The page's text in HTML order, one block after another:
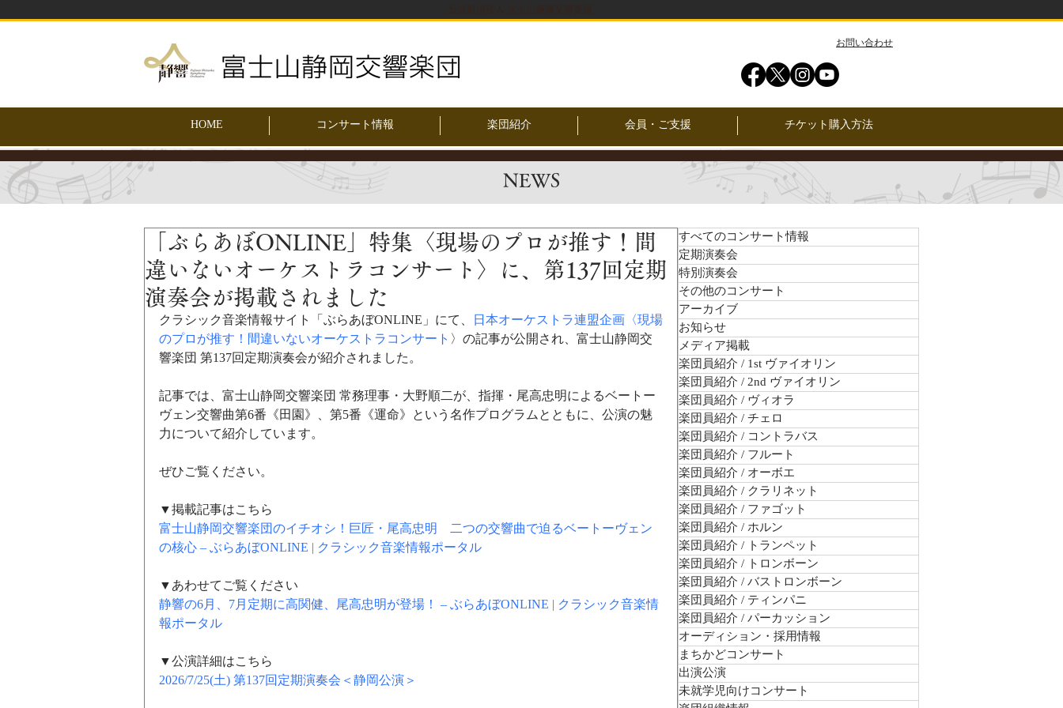
​お問い合わせ
HOME コンサート情報 楽団紹介 会員・ご支援 チケット購入方法
NEWS
「ぶらあぼONLINE」特集〈現場のプロが推す！間
違いないオーケストラコンサート〉に、第137回定期
演奏会が掲載されました
クラシック音楽情報サイト「ぶらあぼONLINE」にて、
日本オーケストラ連盟企画〈現場
のプロが推す！間違いないオーケストラコンサート 〉の記事が公開され、富士山静岡交
響楽団 第137回定期演奏会が紹介されました。
記事では、富士山静岡交響楽団 常務理事・大野順二が、指揮・尾高忠明によるベートー
ヴェン交響曲第6番《田園》、第5番《運命》という名作プログラムとともに、公演の魅
力について紹介しています。
ぜひご覧ください。
▼掲載記事はこちら
富士山静岡交響楽団のイチオシ！巨匠・尾高忠明　二つの交響曲で迫るベートーヴェン
の核心 – ぶらあぼONLINE | クラシック音楽情報ポータル
▼あわせてご覧ください
静響の6月、7月定期に高関健、尾高忠明が登場！ – ぶらあぼONLINE | クラシック音楽情
報ポータル
▼公演詳細はこちら
2026/7/25(土) 第137回定期演奏会＜静岡公演＞
すべてのコンサート情報
定期演奏会
特別演奏会
その他のコンサート
アーカイブ
お知らせ
メディア掲載
楽団員紹介 / 1st ヴァイオリン
楽団員紹介 / 2nd ヴァイオリン
楽団員紹介 / ヴィオラ
楽団員紹介 / チェロ
楽団員紹介 / コントラバス
楽団員紹介 / フルート
楽団員紹介 / オーボエ
楽団員紹介 / クラリネット
楽団員紹介 / ファゴット
楽団員紹介 / ホルン
楽団員紹介 / トランペット
楽団員紹介 / トロンボーン
楽団員紹介 / バストロンボーン
楽団員紹介 / ティンパニ
楽団員紹介 / パーカッション
オーディション・採用情報
まちかどコンサート
出演公演
未就学児向けコンサート